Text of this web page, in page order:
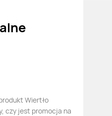
Wiertło
czy jest promocja na